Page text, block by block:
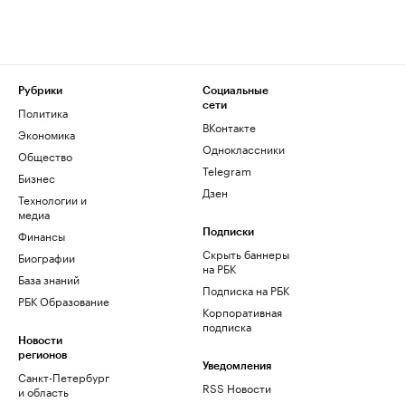
Рубрики
Политика
Экономика
Общество
Бизнес
Технологии и
медиа
Финансы
Биографии
База знаний
РБК Образование
Новости
регионов
Санкт-Петербург
и область
Социальные
сети
ВКонтакте
Одноклассники
Telegram
Дзен
Подписки
Скрыть баннеры
на РБК
Подписка на РБК
Корпоративная
подписка
Уведомления
RSS Новости